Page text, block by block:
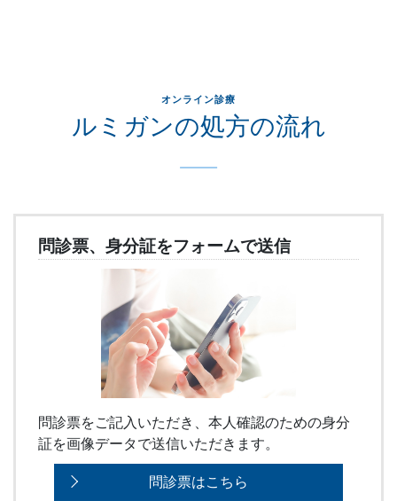
オンライン診療
ルミガンの処方の流れ
問診票、身分証をフォームで送信
問診票をご記入いただき、本人確認のための身分
証を画像データで送信いただきます。
問診票はこちら